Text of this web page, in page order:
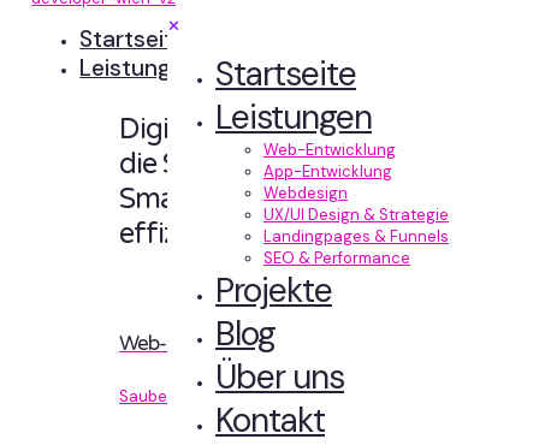
✕
Startseite
Leistungen
Web-Entwicklung
App-Entwicklung
Webdesign
UX/UI Design & Strategie
Landingpages & Funnels
SEO & Performance
Projekte
Blog
Über uns
Kontakt
Startseite
Leistungen
Digitale Erlebnisse,
die Sinn machen.
Smart designt und
effizient entwickelt.
Web-Entwicklung
Sauberer Code, der performt.